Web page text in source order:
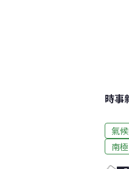
時事
氣
南極